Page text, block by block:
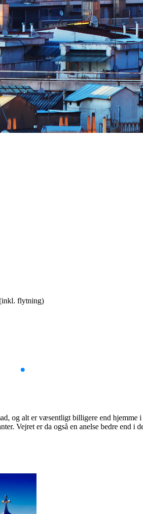
flytning)
og alt er væsentligt billigere end
Vejret er da også en anelse bedre end